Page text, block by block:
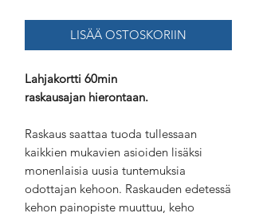
LISÄÄ OSTOSKORIIN
Lahjakortti 60min
raskausajan hierontaan.
Raskaus saattaa tuoda tullessaan
kaikkien mukavien asioiden lisäksi
monenlaisia uusia tuntemuksia
odottajan kehoon. Raskauden edetessä
kehon painopiste muuttuu, keho